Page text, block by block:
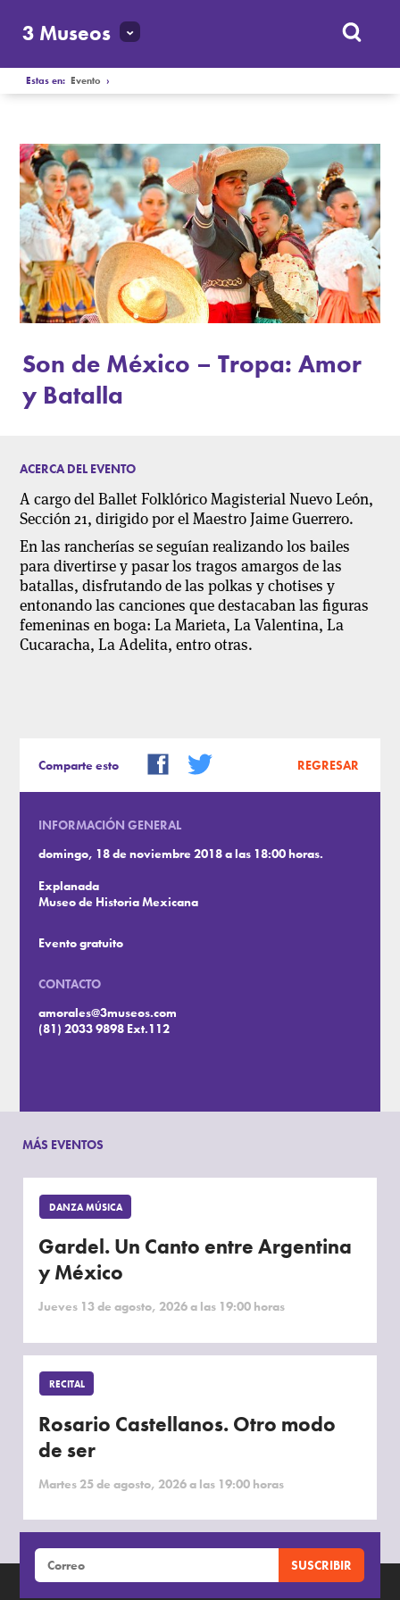
3 Museos
Estas en:Evento ›
Son de México – Tropa: Amor
y Batalla
ACERCA DEL EVENTO
A cargo del Ballet Folklórico Magisterial Nuevo León,
Sección 21, dirigido por el Maestro Jaime Guerrero.
En las rancherías se seguían realizando los bailes
para divertirse y pasar los tragos amargos de las
batallas, disfrutando de las polkas y chotises y
entonando las canciones que destacaban las figuras
femeninas en boga: La Marieta, La Valentina, La
Cucaracha, La Adelita, entro otras.
Comparte esto REGRESAR
INFORMACIÓN GENERAL
domingo, 18 de noviembre 2018 a las 18:00 horas.
Explanada
Museo de Historia Mexicana
Evento gratuito
CONTACTO
amorales@3museos.com
(81) 2033 9898 Ext.112
MÁS EVENTOS
DANZA MÚSICA
Gardel. Un Canto entre Argentina
y México
Jueves 13 de agosto, 2026 a las 19:00 horas
RECITAL
Rosario Castellanos. Otro modo
de ser
Martes 25 de agosto, 2026 a las 19:00 horas